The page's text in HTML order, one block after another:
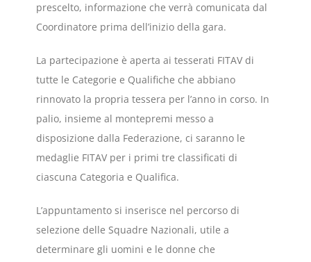
prescelto, informazione che verrà comunicata dal
Coordinatore prima dell’inizio della gara.
La partecipazione è aperta ai tesserati FITAV di
tutte le Categorie e Qualifiche che abbiano
rinnovato la propria tessera per l’anno in corso. In
palio, insieme al montepremi messo a
disposizione dalla Federazione, ci saranno le
medaglie FITAV per i primi tre classificati di
ciascuna Categoria e Qualifica.
L’appuntamento si inserisce nel percorso di
selezione delle Squadre Nazionali, utile a
determinare gli uomini e le donne che